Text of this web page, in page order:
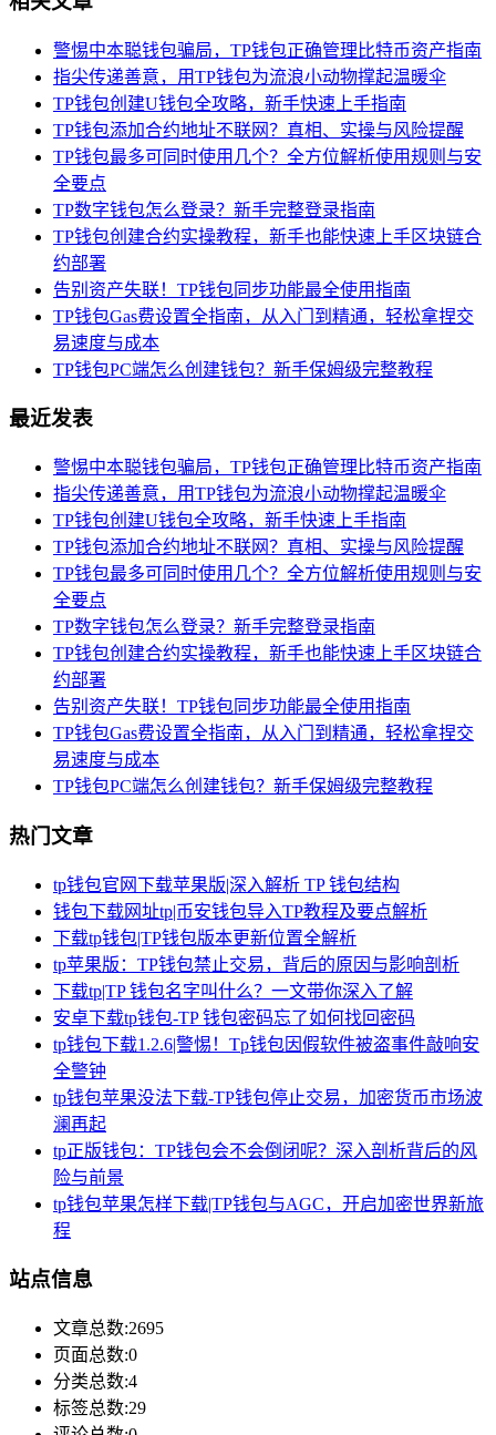
警惕中本聪钱包骗局，TP钱包正确管理比特币资产指南
指尖传递善意，用TP钱包为流浪小动物撑起温暖伞
TP钱包创建U钱包全攻略，新手快速上手指南
TP钱包添加合约地址不联网？真相、实操与风险提醒
TP钱包最多可同时使用几个？全方位解析使用规则与安
全要点
TP数字钱包怎么登录？新手完整登录指南
TP钱包创建合约实操教程，新手也能快速上手区块链合
约部署
告别资产失联！TP钱包同步功能最全使用指南
TP钱包Gas费设置全指南，从入门到精通，轻松拿捏交
易速度与成本
TP钱包PC端怎么创建钱包？新手保姆级完整教程
最近发表
警惕中本聪钱包骗局，TP钱包正确管理比特币资产指南
指尖传递善意，用TP钱包为流浪小动物撑起温暖伞
TP钱包创建U钱包全攻略，新手快速上手指南
TP钱包添加合约地址不联网？真相、实操与风险提醒
TP钱包最多可同时使用几个？全方位解析使用规则与安
全要点
TP数字钱包怎么登录？新手完整登录指南
TP钱包创建合约实操教程，新手也能快速上手区块链合
约部署
告别资产失联！TP钱包同步功能最全使用指南
TP钱包Gas费设置全指南，从入门到精通，轻松拿捏交
易速度与成本
TP钱包PC端怎么创建钱包？新手保姆级完整教程
热门文章
tp钱包官网下载苹果版|深入解析 TP 钱包结构
钱包下载网址tp|币安钱包导入TP教程及要点解析
下载tp钱包|TP钱包版本更新位置全解析
tp苹果版：TP钱包禁止交易，背后的原因与影响剖析
下载tp|TP 钱包名字叫什么？一文带你深入了解
安卓下载tp钱包-TP 钱包密码忘了如何找回密码
tp钱包下载1.2.6|警惕！Tp钱包因假软件被盗事件敲响安
全警钟
tp钱包苹果没法下载-TP钱包停止交易，加密货币市场波
澜再起
tp正版钱包：TP钱包会不会倒闭呢？深入剖析背后的风
险与前景
tp钱包苹果怎样下载|TP钱包与AGC，开启加密世界新旅
程
站点信息
文章总数:2695
页面总数:0
分类总数:4
标签总数:29